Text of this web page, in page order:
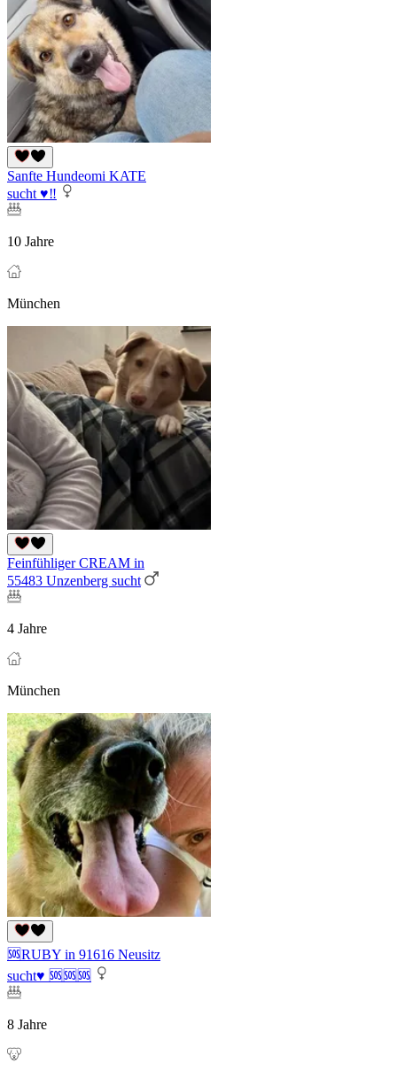
Sanfte Hundeomi KATE
sucht ♥‼
10 Jahre
München
Feinfühliger CREAM in
55483 Unzenberg sucht
4 Jahre
München
🆘RUBY in 91616 Neusitz
sucht♥ 🆘🆘🆘
8 Jahre